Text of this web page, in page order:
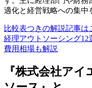
適化と経営戦略への集中
比較表つきの解説記事は
経理アウトソーシング
費用相場も解説
『株式会社ア